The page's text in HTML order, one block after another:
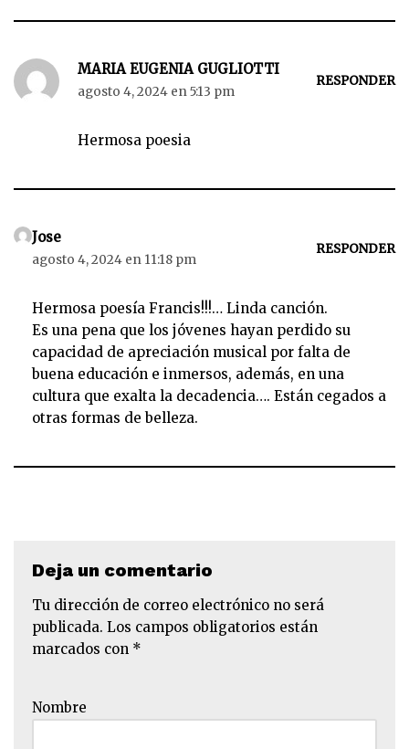
MARIA EUGENIA GUGLIOTTI
agosto 4, 2024 en 5:13 pm
RESPONDER
Hermosa poesia
Jose
agosto 4, 2024 en 11:18 pm
RESPONDER
Hermosa poesía Francis!!!… Linda canción.
Es una pena que los jóvenes hayan perdido su
capacidad de apreciación musical por falta de
buena educación e inmersos, además, en una
cultura que exalta la decadencia…. Están cegados a
otras formas de belleza.
Deja un comentario
Tu dirección de correo electrónico no será
publicada. Los campos obligatorios están
marcados con *
Nombre